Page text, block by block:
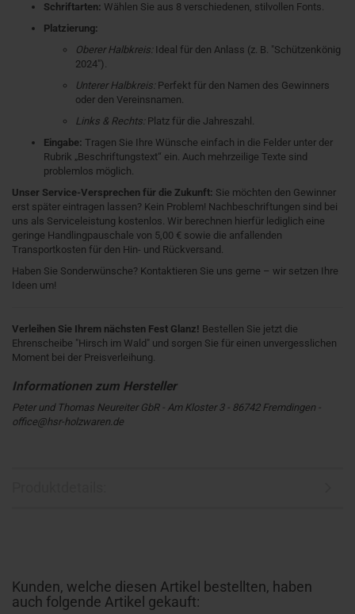
Schriftarten: Wählen Sie aus 8 verschiedenen, stilvollen Fonts.
Platzierung:
Oberer Halbkreis:Ideal für den Anlass (z. B. "Schützenkönig
2024").
Unterer Halbkreis:Perfekt für den Namen des Gewinners
oder den Vereinsnamen.
Links & Rechts:Platz für die Jahreszahl.
Eingabe: Tragen Sie Ihre Wünsche einfach in die Felder unter der
Rubrik „Beschriftungstext“ ein. Auch mehrzeilige Texte sind
problemlos möglich.
Unser Service-Versprechen für die Zukunft: Sie möchten den Gewinner
erst später eintragen lassen? Kein Problem! Nachbeschriftungen sind bei
uns als Serviceleistung kostenlos. Wir berechnen hierfür lediglich eine
geringe Handlingpauschale von 5,00 € sowie die anfallenden
Transportkosten für den Hin- und Rückversand.
Haben Sie Sonderwünsche? Kontaktieren Sie uns gerne – wir setzen Ihre
Ideen um!
Verleihen Sie Ihrem nächsten Fest Glanz! Bestellen Sie jetzt die
Ehrenscheibe "Hirsch im Wald" und sorgen Sie für einen unvergesslichen
Moment bei der Preisverleihung.
Peter und Thomas Neureiter GbR - Am Kloster 3 - 86742 Fremdingen -
office@hsr-holzwaren.de
Kunden, welche diesen Artikel bestellten, haben
auch folgende Artikel gekauft: